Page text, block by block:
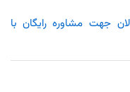
جهت مشاوره رایگان با